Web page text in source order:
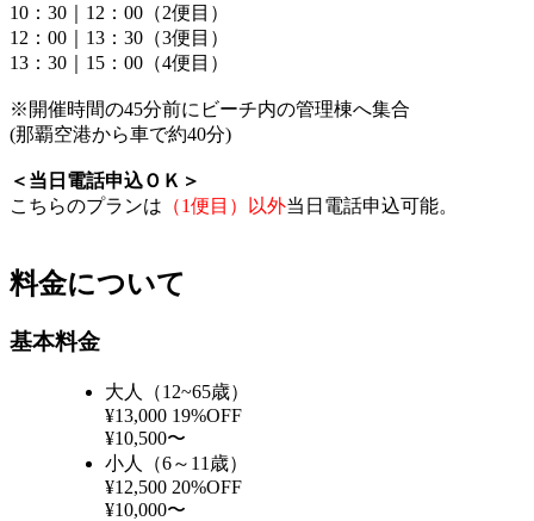
10：30｜12：00（2便目）
12：00｜13：30（3便目）
13：30｜15：00（4便目）
※開催時間の45分前にビーチ内の管理棟へ集合
(那覇空港から車で約40分)
＜当日電話申込ＯＫ＞
こちらのプランは （1便目）以外当日電話申込可能。
料金について
基本料金
大人（12~65歳）
¥13,000 19%OFF
¥10,500〜
小人（6～11歳）
¥12,500 20%OFF
¥10,000〜